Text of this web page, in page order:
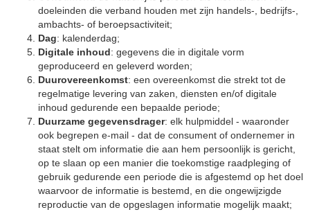
doeleinden die verband houden met zijn handels-, bedrijfs-,
ambachts- of beroepsactiviteit;
Dag: kalenderdag;
Digitale inhoud: gegevens die in digitale vorm
geproduceerd en geleverd worden;
Duurovereenkomst: een overeenkomst die strekt tot de
regelmatige levering van zaken, diensten en/of digitale
inhoud gedurende een bepaalde periode;
Duurzame gegevensdrager: elk hulpmiddel - waaronder
ook begrepen e-mail - dat de consument of ondernemer in
staat stelt om informatie die aan hem persoonlijk is gericht,
op te slaan op een manier die toekomstige raadpleging of
gebruik gedurende een periode die is afgestemd op het doel
waarvoor de informatie is bestemd, en die ongewijzigde
reproductie van de opgeslagen informatie mogelijk maakt;